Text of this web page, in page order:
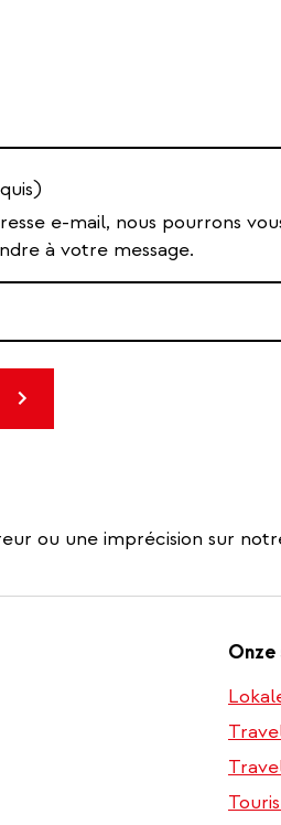
e-mail, nous pourrons
à votre message.
ou une imprécision sur